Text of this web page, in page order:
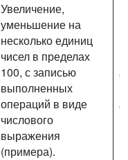
Увеличение,
уменьшение на
несколько единиц
чисел в пределах
100, с записью
выполненных
операций в виде
числового
выражения
(примера).